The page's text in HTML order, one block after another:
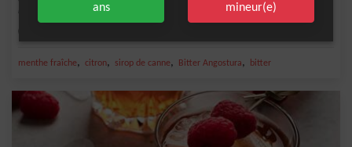
menthe fr...
menthe fraîche, citron, sirop de canne, Bitter Angostura, bitter
ans
mineur(e)